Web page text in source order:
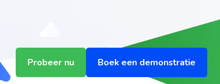
Probeer nu Boek een demonstratie